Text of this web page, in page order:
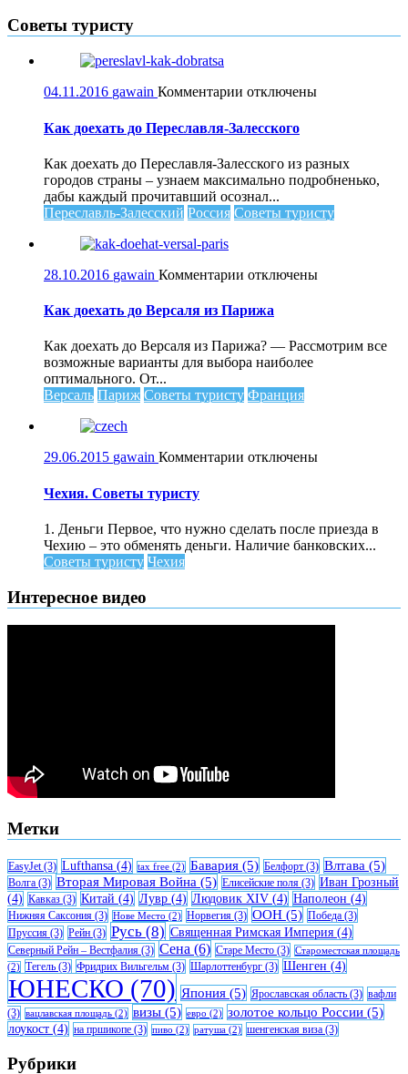
Советы туристу
04.11.2016 gawain Комментарии к
Как
доехать
Переславля-
Залесского
отключены
Как доехать до Переславля-Залесского
Как доехать до Переславля-Залесского из разных
городов страны – узнаем максимально подробненько,
дабы каждый прочитавший осознал...
Переславль-Залесский Россия Советы туристу
28.10.2016 gawain Комментарии к
Как
доехать
Версаля
из
Парижа
отключены
Как доехать до Версаля из Парижа
Как доехать до Версаля из Парижа? — Рассмотрим все
возможные варианты для выбора наиболее
оптимального. От...
Версаль Париж Советы туристу Франция
29.06.2015 gawain Комментарии котключены
Чехия. Советы туристу
1. Деньги Первое, что нужно сделать после приезда в
Чехию – это обменять деньги. Наличие банковских...
Советы туристу Чехия
Интересное видео
Метки
EasyJet(3) Lufthansa (4) tax free (2) Бавария (5) Белфорт (3) Влтава (5)
Волга (3) Вторая Мировая Война (5) Елисейские поля (3) Иван Грозный
(4) Кавказ (3) Китай (4) Лувр (4) Людовик XIV (4) Наполеон (4)
Нижняя Саксония (3) Нове Место (2) Норвегия (3) ООН (5) Победа (3)
Пруссия (3) Рейн (3) Русь (8) Священная Римская Империя (4)
Северный Рейн – Вестфалия (3) Сена (6) Старе Место (3) Староместская площадь
(2) Тегель (3) Фридрих Вильгельм (3) Шарлоттенбург (3) Шенген (4)
ЮНЕСКО (70) Япония (5) Ярославская область (3) вафли
(3) вацлавская площадь (2) визы (5) евро (2) золотое кольцо России (5)
лоукост (4) на пршикопе (3) пиво (2) ратуша (2) шенгенская виза (3)
Рубрики